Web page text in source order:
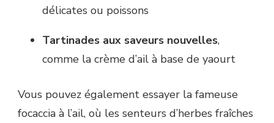
délicates ou poissons
Tartinades aux saveurs nouvelles,
comme la crème d’ail à base de yaourt
Vous pouvez également essayer la fameuse
focaccia à l’ail, où les senteurs d’herbes fraîches